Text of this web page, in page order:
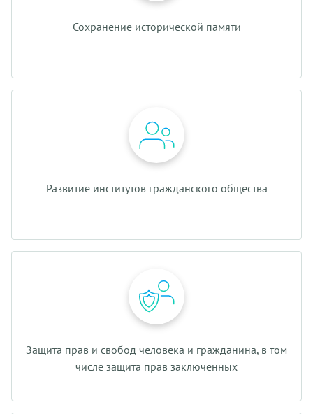
Сохранение исторической памяти
Развитие институтов гражданского общества
Защита прав и свобод человека и гражданина, в том
числе защита прав заключенных